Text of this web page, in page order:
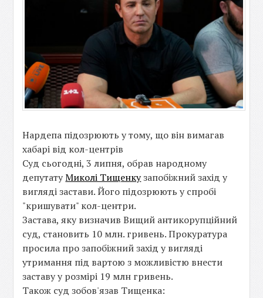
Нардепа підозрюють у тому, що він вимагав
хабарі від кол-центрів
Суд сьогодні, 3 липня, обрав народному
депутатуМиколі Тищенкузапобіжний захід у
вигляді застави. Його підозрюють у спробі
"кришувати" кол-центри.
Застава, яку визначив Вищий антикорупційний
суд, становить 10 млн. гривень. Прокуратура
просила про запобіжний захід у вигляді
утримання під вартою з можливістю внести
заставу у розмірі 19 млн гривень.
Також суд зобов'язав Тищенка: